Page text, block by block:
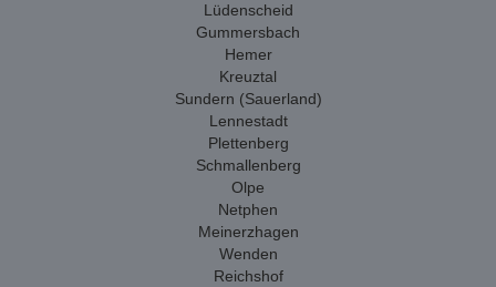
Lüdenscheid
Gummersbach
Hemer
Kreuztal
Sundern (Sauerland)
Lennestadt
Plettenberg
Schmallenberg
Olpe
Netphen
Meinerzhagen
Wenden
Reichshof